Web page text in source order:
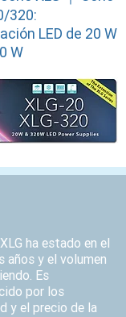
320:
LED de 20 W
W
ha estado en el
años y el volumen
Es
por los
y el precio de la